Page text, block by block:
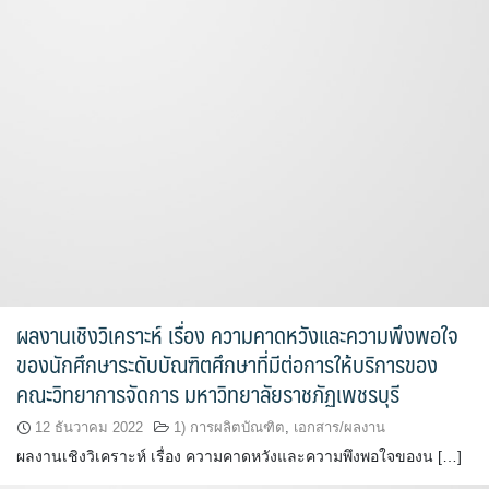
ผลงานเชิงวิเคราะห์ เรื่อง ความคาดหวังและความพึงพอใจ
ของนักศึกษาระดับบัณฑิตศึกษาที่มีต่อการให้บริการของ
คณะวิทยาการจัดการ มหาวิทยาลัยราชภัฏเพชรบุรี
12 ธันวาคม 2022 1) การผลิตบัณฑิต, เอกสาร/ผลงาน
ผลงานเชิงวิเคราะห์ เรื่อง ความคาดหวังและความพึงพอใจของน […]